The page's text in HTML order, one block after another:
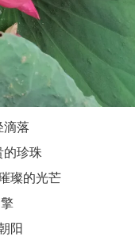
滴落
的珍珠
璨的光芒
阳